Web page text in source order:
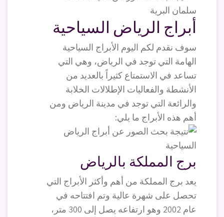
أبراج الرياض السياحية
سوف نقدم لكم اليوم الأبراج السياحية
الهامة التي توجد في الرياض، وهي التي
تساعد في الاستمتاع كثيراً بالعديد من
الأنشطة والفعاليات الإطلالات الخلابة
والرائعة التي توجد في مدينة الرياض ومن
أهم هذه الأبراج ما يلي:
برج المملكة بالرياض
يعد برج المملكة من أهم وأكثر الأبراج التي
تحصل على شهرة عالية وتم افتتاحه في
عام 2002 وهو ارتفاعه يصل إلى 300 متر،